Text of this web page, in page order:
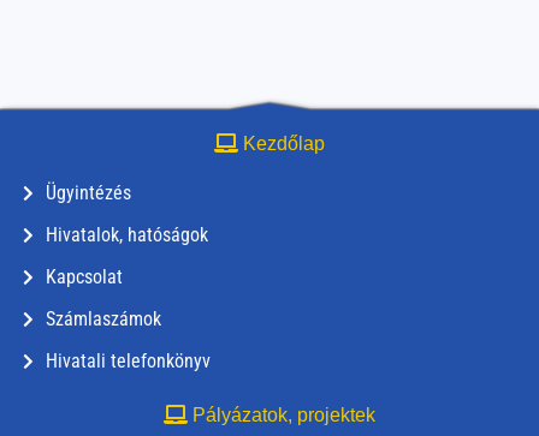
Kezdőlap
Ügyintézés
Hivatalok, hatóságok
Kapcsolat
Számlaszámok
Hivatali telefonkönyv
Pályázatok, projektek